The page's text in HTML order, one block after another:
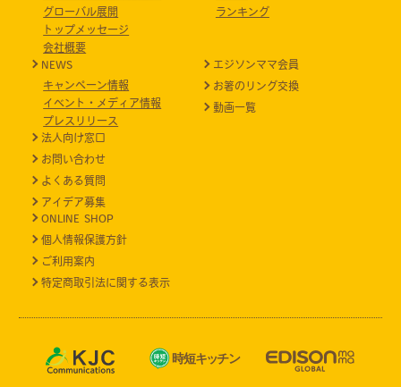
グローバル展開
トップメッセージ
会社概要
ランキング
NEWS
キャンペーン情報
イベント・メディア情報
プレスリリース
エジソンママ会員
お箸のリング交換
動画一覧
法人向け窓口
お問い合わせ
よくある質問
アイデア募集
ONLINE SHOP
個人情報保護方針
ご利用案内
特定商取引法に関する表示